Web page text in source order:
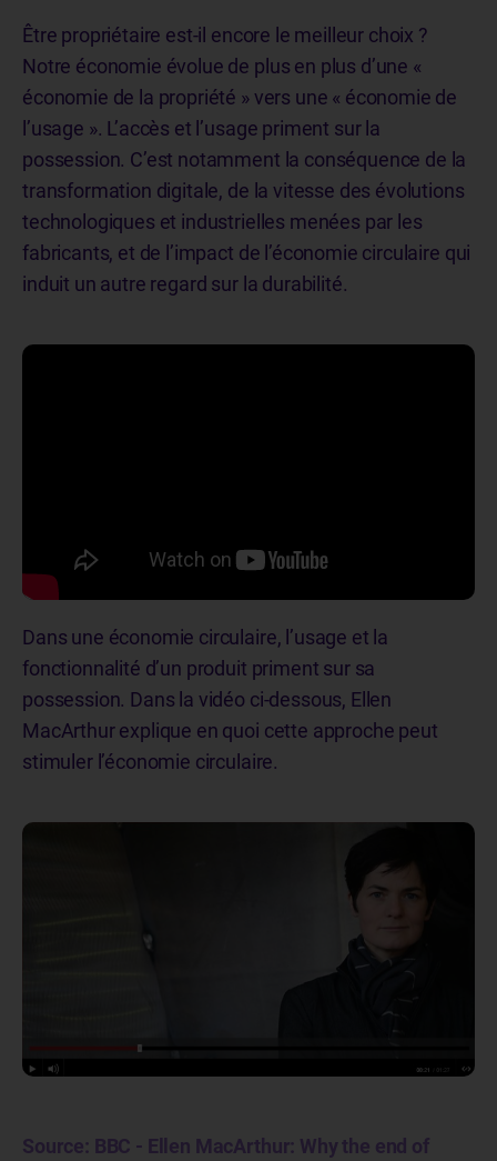
Être propriétaire est-il encore le meilleur choix ?
Notre économie évolue de plus en plus d’une «
économie de la propriété » vers une « économie de
l’usage ». L’accès et l’usage priment sur la
possession. C’est notamment la conséquence de la
transformation digitale, de la vitesse des évolutions
technologiques et industrielles menées par les
fabricants, et de l’impact de l’économie circulaire qui
induit un autre regard sur la durabilité.
Dans une économie circulaire, l’usage et la
fonctionnalité d’un produit priment sur sa
possession. Dans la vidéo ci-dessous, Ellen
MacArthur explique en quoi cette approche peut
stimuler l’économie circulaire.
Source: BBC - Ellen MacArthur: Why the end of